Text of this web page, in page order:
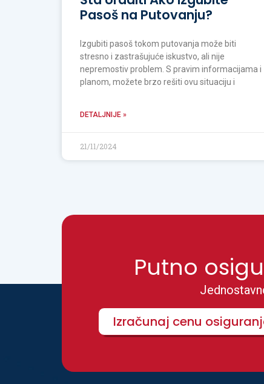
Pasoš na Putovanju?
Izgubiti pasoš tokom putovanja može biti
stresno i zastrašujuće iskustvo, ali nije
nepremostiv problem. S pravim informacijama i
planom, možete brzo rešiti ovu situaciju i
DETALJNIJE »
21/11/2024
Putno
Izračunaj cenu